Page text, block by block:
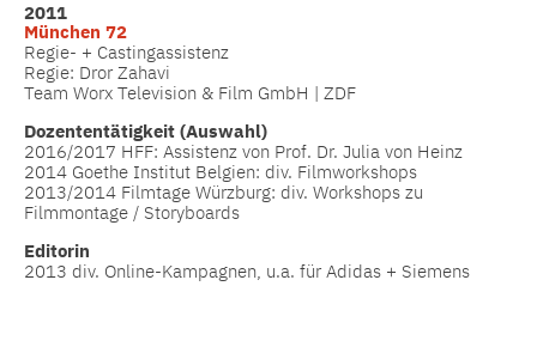
2011
München 72
Regie- + Castingassistenz
Regie: Dror Zahavi
Team Worx Television & Film GmbH | ZDF
Dozententätigkeit (Auswahl)
2016/2017 HFF: Assistenz von Prof. Dr. Julia von Heinz
2014 Goethe Institut Belgien: div. Filmworkshops
2013/2014 Filmtage Würzburg: div. Workshops zu
Filmmontage / Storyboards
Editorin
2013 div. Online-Kampagnen, u.a. für Adidas + Siemens